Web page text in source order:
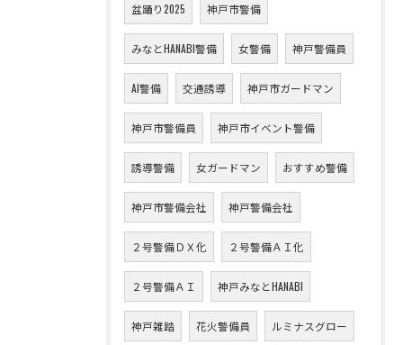
盆踊り2025 神戸市警備
みなとHANABI警備 女警備 神戸警備員
AI警備 交通誘導 神戸市ガードマン
神戸市警備員 神戸市イベント警備
誘導警備 女ガードマン おすすめ警備
神戸市警備会社 神戸警備会社
２号警備ＤＸ化 ２号警備ＡＩ化
２号警備ＡＩ 神戸みなとHANABI
神戸雑踏 花火警備員 ルミナスグロー